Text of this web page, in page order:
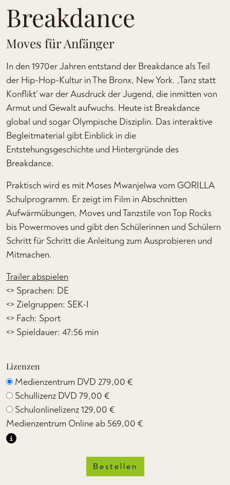
Breakdance
Moves für Anfänger
In den 1970er Jahren entstand der Breakdance als Teil
der Hip-Hop-Kultur in The Bronx, New York. ‚Tanz statt
Konflikt‘ war der Ausdruck der Jugend, die inmitten von
Armut und Gewalt aufwuchs. Heute ist Breakdance
global und sogar Olympische Disziplin. Das interaktive
Begleitmaterial gibt Einblick in die
Entstehungsgeschichte und Hintergründe des
Breakdance.
Praktisch wird es mit Moses Mwanjelwa vom GORILLA
Schulprogramm. Er zeigt im Film in Abschnitten
Aufwärmübungen, Moves und Tanzstile von Top Rocks
bis Powermoves und gibt den Schülerinnen und Schülern
Schritt für Schritt die Anleitung zum Ausprobieren und
Mitmachen.
Trailer abspielen
<> Sprachen: DE
<> Zielgruppen: SEK-I
<> Fach: Sport
<> Spieldauer: 47:56 min
Lizenzen
Medienzentrum DVD 279,00 €
Schullizenz DVD 79,00 €
Schulonlinelizenz129,00 €
Medienzentrum Online ab569,00 €
Bestellen